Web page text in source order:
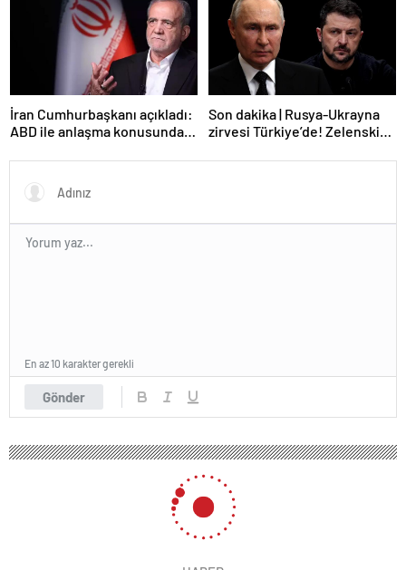
İran Cumhurbaşkanı açıkladı:
ABD ile anlaşma konusunda
Son dakika | Rusya-Ukrayna
zirvesi Türkiye’de! Zelenskiy
Gözler perşembe gününe
Gönder
En az 10 karakter gerekli